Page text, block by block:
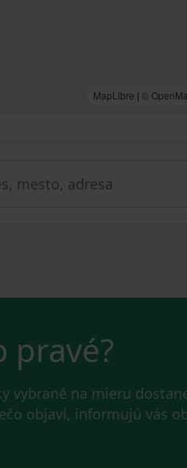
MapLibre | ©
pravé?
vybrané na mieru
objaví, informujú vás